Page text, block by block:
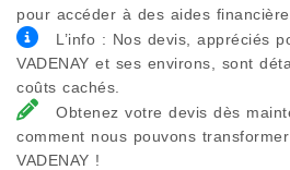
pour accéder à des aides
L’info : Nos devis, appréciés
VADENAY et ses environs, sont
coûts cachés.
Obtenez votre devis dès
comment nous pouvons
VADENAY !